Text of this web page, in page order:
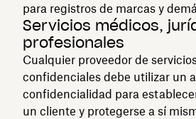
para registros de marcas y
Servicios médicos,
profesionales
Cualquier proveedor de
confidenciales debe utilizar un
confidencialidad para
un cliente y protegerse a sí